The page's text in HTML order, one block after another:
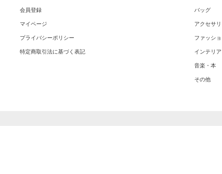
会員登録
マイページ
プライバシーポリシー
特定商取引法に基づく表記
バッグ
アクセサ
ファッシ
インテリア
音楽・本
その他